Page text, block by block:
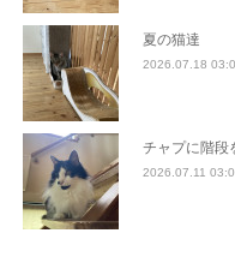
夏の猫達
2026.07.18
チャプに階段
2026.07.11